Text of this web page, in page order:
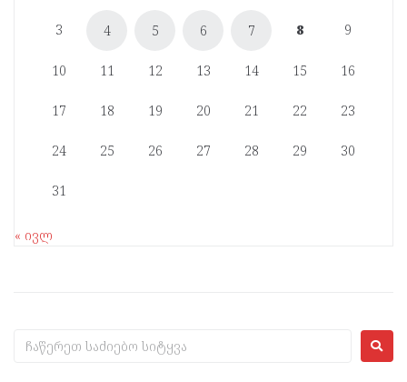
3 4 5 6 7 8 9
10 11 12 13 14 15 16
17 18 19 20 21 22 23
24 25 26 27 28 29 30
31
« ივლ